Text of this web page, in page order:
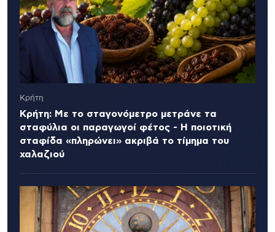
Κρήτη
Κρήτη: Με το σταγονόμετρο μετράνε τα
σταφύλια οι παραγωγοί φέτος - Η ποιοτική
σταφίδα «πληρώνει» ακριβά το τίμημα του
χαλαζιού